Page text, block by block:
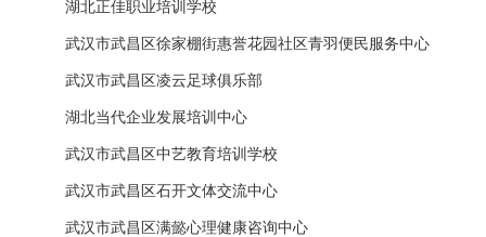
湖北正佳职业培训学校
武汉市武昌区徐家棚街惠誉花园社区青羽便民服务中心
武汉市武昌区凌云足球俱乐部
湖北当代企业发展培训中心
武汉市武昌区中艺教育培训学校
武汉市武昌区石开文体交流中心
武汉市武昌区满懿心理健康咨询中心